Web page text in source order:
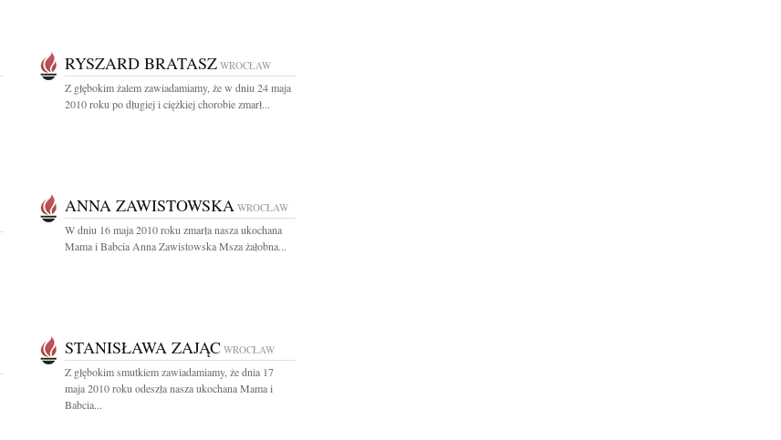
RYSZARD BRATASZ WROCŁAW
Z głębokim żalem zawiadamiamy, że w dniu 24 maja
2010 roku po długiej i ciężkiej chorobie zmarł...
ANNA ZAWISTOWSKA WROCŁAW
W dniu 16 maja 2010 roku zmarła nasza ukochana
Mama i Babcia Anna Zawistowska Msza żałobna...
STANISŁAWA ZAJĄC WROCŁAW
Z głębokim smutkiem zawiadamiamy, że dnia 17
maja 2010 roku odeszła nasza ukochana Mama i
Babcia...